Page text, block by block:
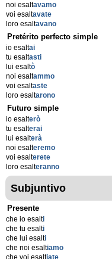
noi esaltavamo
voi esaltavate
loro esaltavano
Pretérito perfecto simple
io esaltai
tu esaltasti
lui esaltò
noi esaltammo
voi esaltaste
loro esaltarono
Futuro simple
io esalterò
tu esalterai
lui esalterà
noi esalteremo
voi esalterete
loro esalteranno
Subjuntivo
Presente
che io esalti
che tu esalti
che lui esalti
che noi esaltiamo
che voi esaltiate